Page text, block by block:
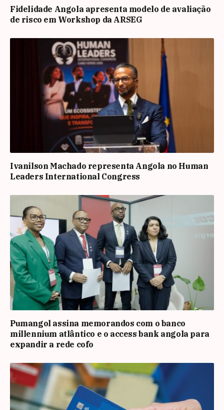
Fidelidade Angola apresenta modelo de avaliação
de risco em Workshop da ARSEG
Ivanilson Machado representa Angola no Human
Leaders International Congress
Pumangol assina memorandos com o banco
millennium atlântico e o access bank angola para
expandir a rede cofo